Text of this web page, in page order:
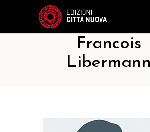
Francois
Libermann